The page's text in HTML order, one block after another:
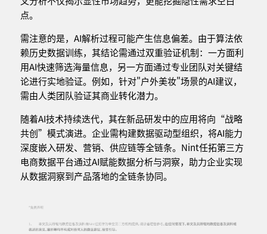
点。
需注意的是，AI解析过程可能产生信息偏差。由于算法依
赖历史数据训练，其结论需通过双重验证机制：一方面利
用AI快速筛选海量信息，另一方面通过专业团队对关键结
论进行实地验证。例如，针对"户外美妆"场景的AI建议，
需由人类团队验证其商业转化潜力。
随着AI技术持续迭代，其在新品研发中的应用将向“战略
共创”模式演进。企业需构建数据驱动型组织，将AI能力
深度嵌入研发、营销、供应链等全链条。Nint任拓第三方
电商数据平台通过AI赋能数据分析与洞察，助力企业实现
从数据洞察到产品落地的全链条协同。